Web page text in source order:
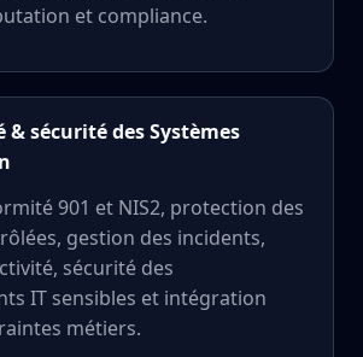
et compliance.
& sécurité des Systèmes
901 et NIS2, protection des
gestion des incidents,
sécurité des
IT sensibles et intégration
métiers.